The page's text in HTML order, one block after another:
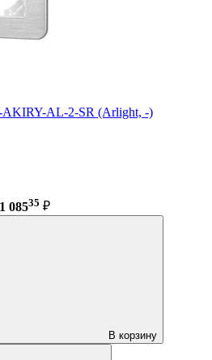
AL-2-SR (Arlight, -)
1 08535 ₽
В корзину